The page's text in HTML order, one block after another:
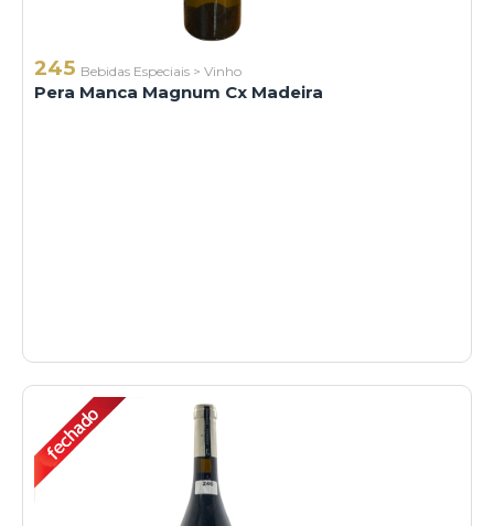
245 Bebidas Especiais > Vinho
Pera Manca Magnum Cx Madeira